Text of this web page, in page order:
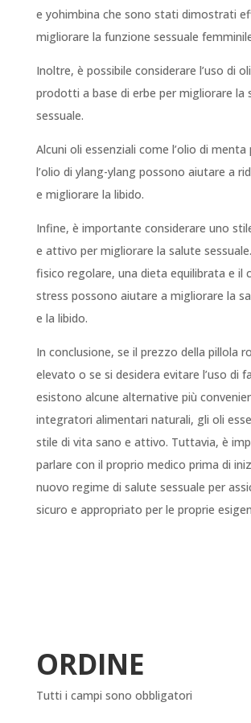
e yohimbina che sono stati dimostrati
migliorare la funzione sessuale
Inoltre, è possibile considerare l’uso di
prodotti a base di erbe per migliorare la
sessuale.
Alcuni oli essenziali come l’olio di menta
l’olio di ylang-ylang possono aiutare a
e migliorare la libido.
Infine, è importante considerare uno
e attivo per migliorare la salute
fisico regolare, una dieta equilibrata e il
stress possono aiutare a migliorare la
e la libido.
In conclusione, se il prezzo della pillola
elevato o se si desidera evitare l’uso di
esistono alcune alternative più
integratori alimentari naturali, gli oli
stile di vita sano e attivo. Tuttavia, è
parlare con il proprio medico prima di
nuovo regime di salute sessuale per
sicuro e appropriato per le proprie
ORDINE
Tutti i campi sono obbligatori